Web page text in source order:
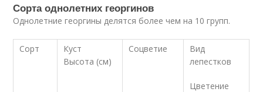
Сорта однолетних георгинов
Однолетние георгины делятся более чем на 10 групп.
Сорт
Куст
Высота (см)
Соцветие
Вид
лепестков
Цветение